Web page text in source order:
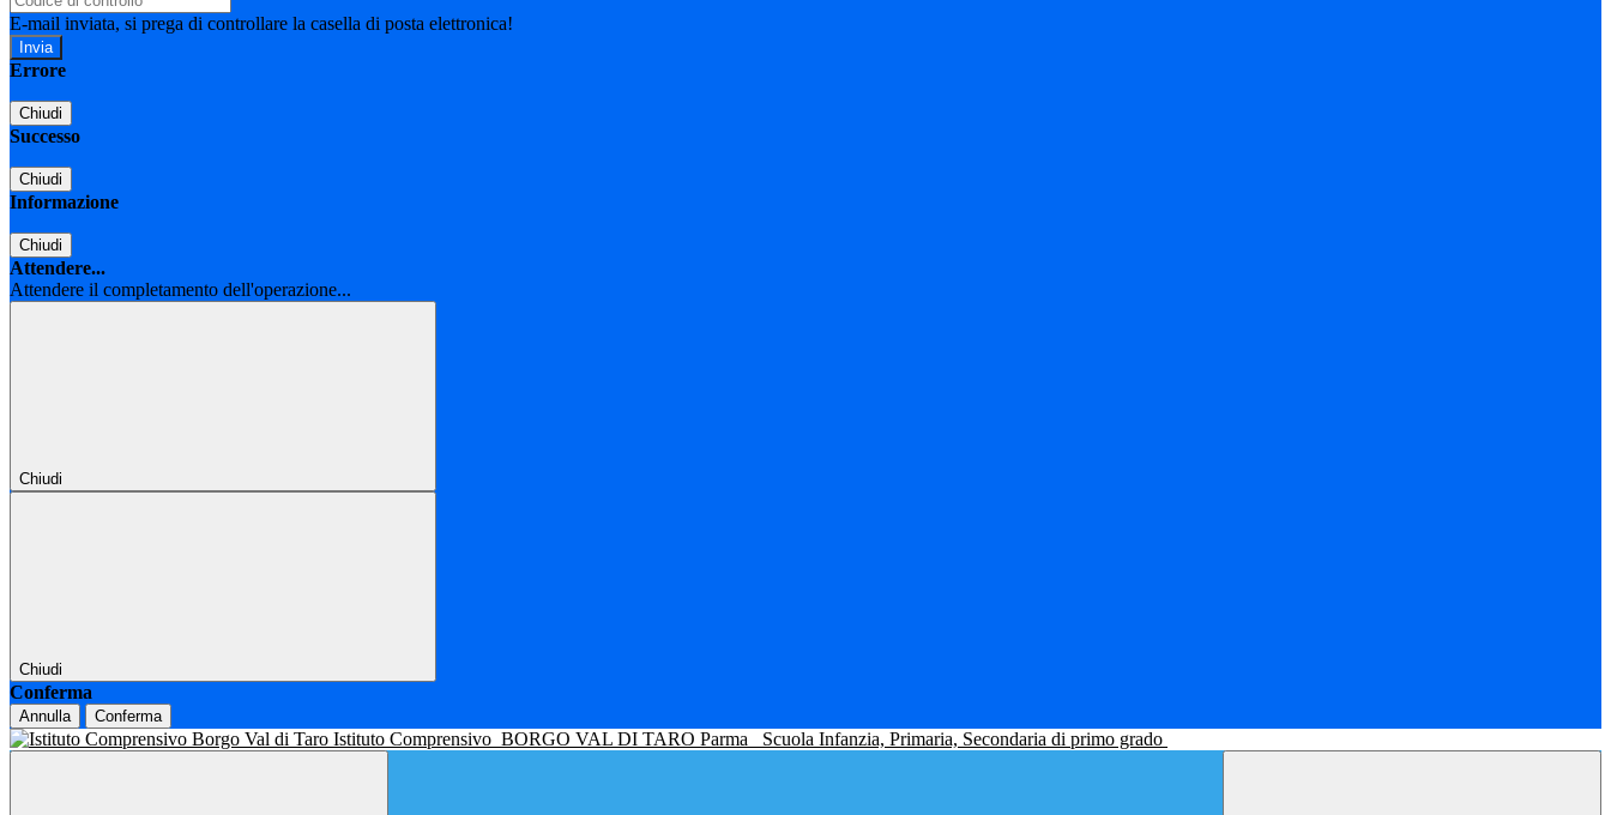
E-mail inviata, si prega di controllare la casella di posta elettronica!
Errore
Chiudi
Successo
Chiudi
Informazione
Chiudi
Attendere...
Attendere il completamento dell'operazione...
Chiudi
Chiudi
Conferma
Annulla Conferma
Istituto Comprensivo BORGO VAL DI TARO Parma Scuola Infanzia, Primaria, Secondaria di primo grado